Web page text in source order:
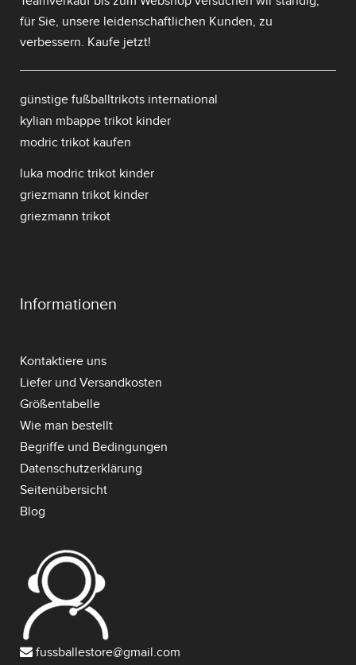
für Sie, unsere leidenschaftlichen Kunden, zu
verbessern. Kaufe jetzt!
günstige fußballtrikots international
kylian mbappe trikot kinder
modric trikot kaufen
luka modric trikot kinder
griezmann trikot kinder
griezmann trikot
Informationen
Kontaktiere uns
Liefer und Versandkosten
Größentabelle
Wie man bestellt
Begriffe und Bedingungen
Datenschutzerklärung
Seitenübersicht
Blog
fussballestore@gmail.com